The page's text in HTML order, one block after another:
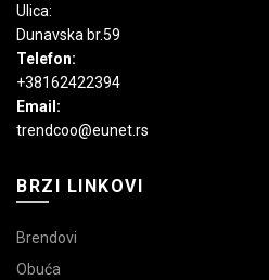
Ulica:
Dunavska br.59
Telefon:
+38162422394
Email:
trendcoo@eunet.rs
BRZI LINKOVI
Brendovi
Obuća